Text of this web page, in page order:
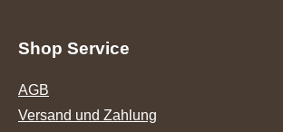
Shop Service
AGB
Versand und Zahlung